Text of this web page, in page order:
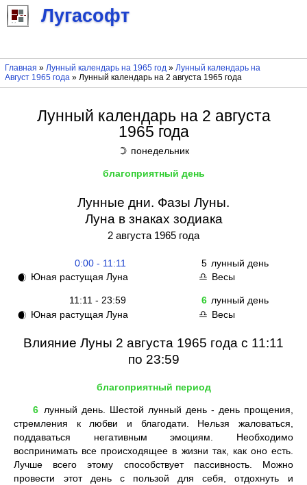
Лугасофт
Главная » Лунный календарь на 1965 год» Лунный календарь на
Август 1965 года» Лунный календарь на 2 августа 1965 года
Лунный календарь на 2 августа
1965 года
☽ понедельник
благоприятный день
Лунные дни. Фазы Луны.
Луна в знаках зодиака
2 августа 1965 года
0:00 - 11:11 5 лунный день
🌒 Юная растущая Луна ♎ Весы
11:11 - 23:59 6 лунный день
🌒 Юная растущая Луна ♎ Весы
Влияние Луны 2 августа 1965 года с 11:11
по 23:59
благоприятный период
6 лунный день. Шестой лунный день - день прощения,
стремления к любви и благодати. Нельзя жаловаться,
поддаваться негативным эмоциям. Необходимо
воспринимать все происходящее в жизни так, как оно есть.
Лучше всего этому способствует пассивность. Можно
провести этот день с пользой для себя, отдохнуть и